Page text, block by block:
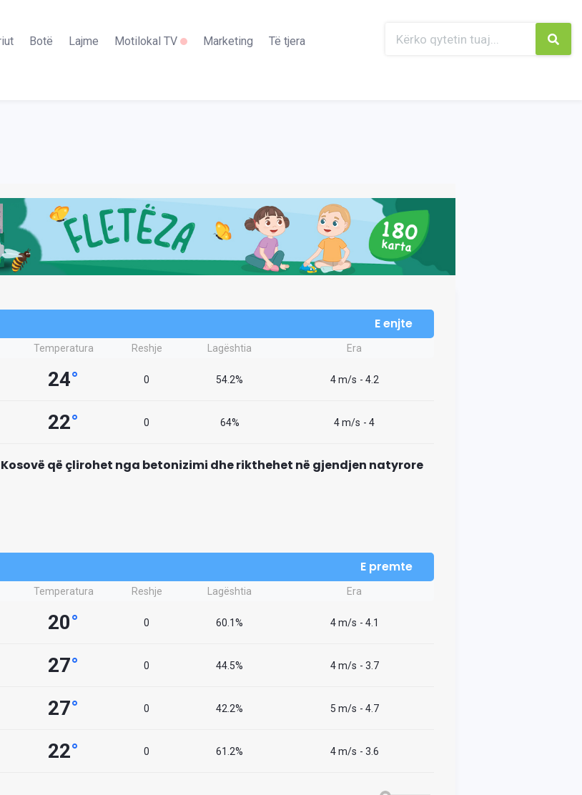
Botë Lajme Motilokal TV Marketing Të tjera
E enjte
Temperatura Reshje Lagështia Era
24° 0 54.2% 4 m/s - 4.2
22° 0 64% 4 m/s - 4
që çlirohet nga betonizimi dhe rikthehet në gjendjen natyrore
E premte
Temperatura Reshje Lagështia Era
20° 0 60.1% 4 m/s - 4.1
27° 0 44.5% 4 m/s - 3.7
27° 0 42.2% 5 m/s - 4.7
22° 0 61.2% 4 m/s - 3.6